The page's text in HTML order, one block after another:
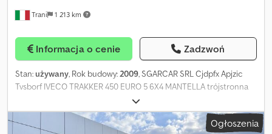
Trani 1 213 km
Informacja o cenie Zadzwoń
Stan:używany, Rok budowy:2009, SGARCAR SRL Cjdpfx Apjzic
Tvsborf IVECO TRAKKER 450 EURO 5 6X4 MANTELLA trójstronna
Ogłoszenia